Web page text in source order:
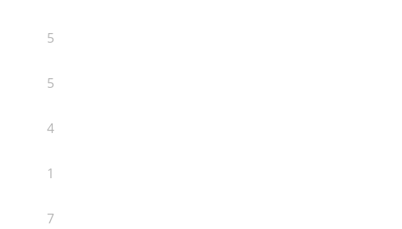
5
5
4
1
7